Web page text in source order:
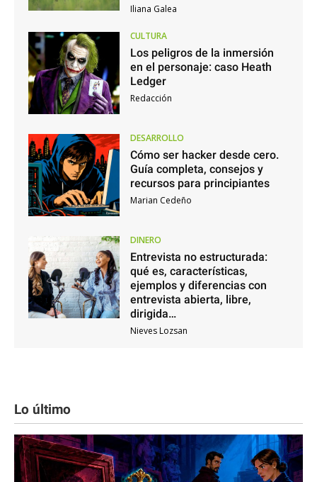
Iliana Galea
CULTURA
Los peligros de la inmersión
en el personaje: caso Heath
Ledger
Redacción
DESARROLLO
Cómo ser hacker desde cero.
Guía completa, consejos y
recursos para principiantes
Marian Cedeño
DINERO
Entrevista no estructurada:
qué es, características,
ejemplos y diferencias con
entrevista abierta, libre,
dirigida…
Nieves Lozsan
Lo último